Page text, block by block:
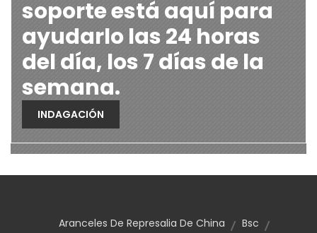
soporte está aquí para
ayudarlo las 24 horas
del día, los 7 días de la
semana.
INDAGACIÓN
Aranceles De Represalia De China
Bsc